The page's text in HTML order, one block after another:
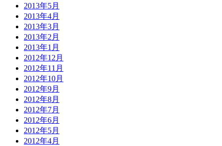
2013年5月
2013年4月
2013年3月
2013年2月
2013年1月
2012年12月
2012年11月
2012年10月
2012年9月
2012年8月
2012年7月
2012年6月
2012年5月
2012年4月